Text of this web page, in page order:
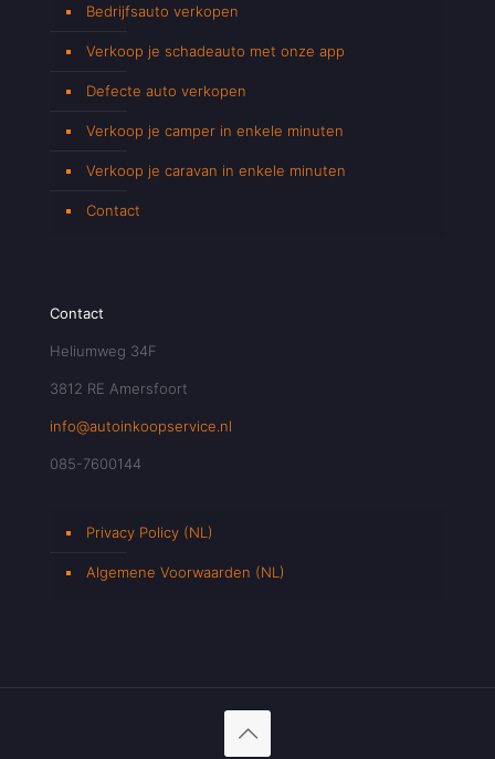
Bedrijfsauto verkopen
Verkoop je schadeauto met onze app
Defecte auto verkopen
Verkoop je camper in enkele minuten
Verkoop je caravan in enkele minuten
Contact
Contact
Heliumweg 34F
3812 RE Amersfoort
info@autoinkoopservice.nl
085-7600144
Privacy Policy (NL)
Algemene Voorwaarden (NL)